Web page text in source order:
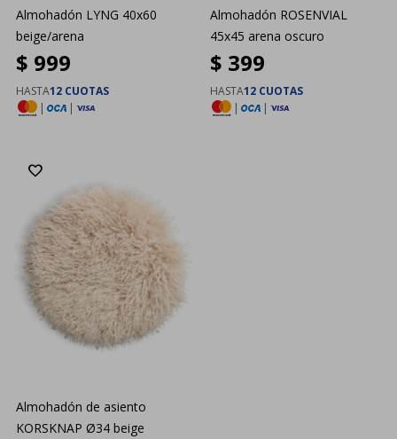
Almohadón LYNG 40x60
beige/arena
$ 999
HASTA12 CUOTAS
|
|
Almohadón ROSENVIAL
45x45 arena oscuro
$ 399
HASTA12 CUOTAS
|
|
Almohadón de asiento
KORSKNAP Ø34 beige